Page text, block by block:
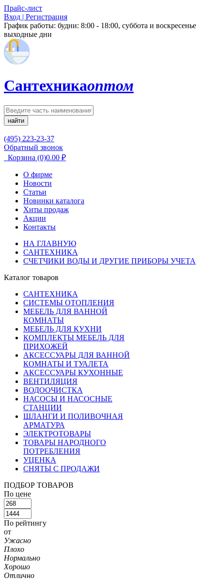
Прайс-лист
Вход | Регистрация
График работы: будни: 8:00 - 18:00, суббота и воскресенье
выходные дни
Сантехникаоптом
найти
(495) 223-23-37
Обратный звонок
Корзина (0)0.00 ₽
О фирме
Новости
Статьи
Новинки каталога
Хиты продаж
Акции
Контакты
НА ГЛАВНУЮ
САНТЕХНИКА
СЧЕТЧИКИ ВОДЫ И ДРУГИЕ ПРИБОРЫ УЧЕТА
Каталог товаров
САНТЕХНИКА
СИСТЕМЫ ОТОПЛЕНИЯ
МЕБЕЛЬ ДЛЯ ВАННОЙ
КОМНАТЫ
МЕБЕЛЬ ДЛЯ КУХНИ
КОМПЛЕКТЫ МЕБЕЛЬ ДЛЯ
ПРИХОЖЕЙ
АКСЕССУАРЫ ДЛЯ ВАННОЙ
КОМНАТЫ И ТУАЛЕТА
АКСЕССУАРЫ КУХОННЫЕ
ВЕНТИЛЯЦИЯ
ВОДООЧИСТКА
НАСОСЫ И НАСОСНЫЕ
СТАНЦИИ
ШЛАНГИ И ПОЛИВОЧНАЯ
АРМАТУРА
ЭЛЕКТРОТОВАРЫ
ТОВАРЫ НАРОДНОГО
ПОТРЕБЛЕНИЯ
УЦЕНКА
СНЯТЫ С ПРОДАЖИ
ПОДБОР ТОВАРОВ
По цене
По рейтингу
от
Ужасно
Плохо
Нормально
Хорошо
Отлично